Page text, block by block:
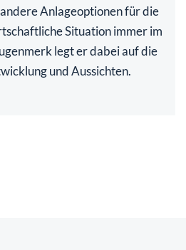
Anlageoptionen für die
Situation immer im
legt er dabei auf die
und Aussichten.